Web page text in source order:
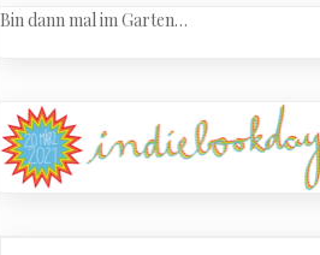
Bin dann mal im Garten…